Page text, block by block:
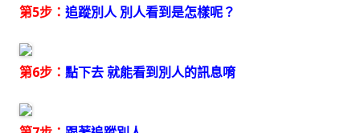
第5步： 追蹤別人 別人看到是怎樣呢？
第6步： 點下去 就能看到別人的訊息唷